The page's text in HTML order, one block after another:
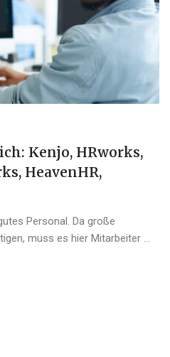
Kenjo, HRworks,
HeavenHR,
Personal. Da große
muss es hier Mitarbeiter ...